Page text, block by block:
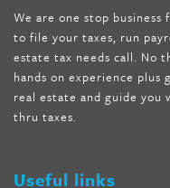
internet tank sensation
nutra surreal keto
wave storm hair product
melissa mccarthy weight
absolute forskolin,trim fit
weight loss
We are one stop
to file your taxes, run
estate tax needs call. No
hands on experience
real estate and guide you
thru taxes.
Useful links